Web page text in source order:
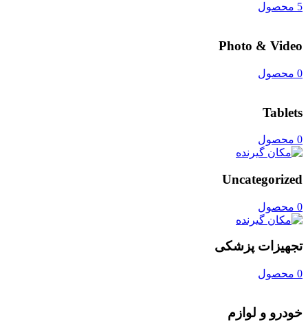
5 محصول
Photo & Video
0 محصول
Tablets
0 محصول
Uncategorized
0 محصول
تجهیزات پزشکی
0 محصول
خودرو و لوازم